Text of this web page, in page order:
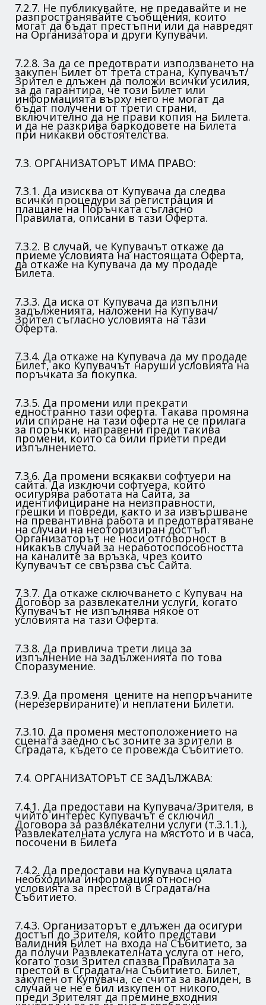
7.2.7. Не публикувайте, не предавайте и не
разпространявайте съобщения, които
могат да бъдат престъпни или да навредят
на Организатора и други Купувачи.
7.2.8. За да се предотврати използването на
закупен Билет от трета страна, Купувачът/
Зрител е длъжен да положи всички усилия,
за да гарантира, че този Билет или
информацията върху него не могат да
бъдат получени от трети страни,
включително да не прави копия на Билета.
и да не разкрива баркодовете на Билета
при никакви обстоятелства.
7.3. ОРГАНИЗАТОРЪТ ИМА ПРАВО:
7.3.1. Да изисква от Купувача да следва
всички процедури за регистрация и
плащане на Поръчката съгласно
Правилата, описани в тази Оферта.
7.3.2. В случай, че Купувачът откаже да
приеме условията на настоящата Оферта,
да откаже на Купувача да му продаде
Билета.
7.3.3. Да иска от Купувача да изпълни
задълженията, наложени на Купувач/
Зрител съгласно условията на тази
Оферта.
7.3.4. Да откаже на Купувача да му продаде
Билет, ако Купувачът наруши условията на
поръчката за покупка.
7.3.5. Да промени или прекрати
едностранно тази оферта. Такава промяна
или спиране на тази оферта не се прилага
за поръчки, направени преди такива
промени, които са били приети преди
изпълнението.
7.3.6. Да промени всякакви софтуери на
сайта. Да изключи софтуера, който
осигурява работата на Сайта, за
идентифициране на неизправности,
грешки и повреди, както и за извършване
на превантивна работа и предотвратяване
на случаи на неоторизиран достъп.
Организаторът не носи отговорност в
никакъв случай за неработоспособността
на каналите за връзка, чрез които
Купувачът се свързва със Сайта.
7.3.7. Да откаже сключването с Купувач на
Договор за развлекателни услуги, когато
Купувачът не изпълнява някое от
условията на тази Оферта.
7.3.8. Да привлича трети лица за
изпълнение на задълженията по това
Споразумение.
7.3.9. Да променя цените на непоръчаните
(нерезервираните) и неплатени Билети.
7.3.10. Да променя местоположението на
сцената заедно със зоните за зрители в
Сградата, където се провежда Събитието.
7.4. ОРГАНИЗАТОРЪТ СЕ ЗАДЪЛЖАВА:
7.4.1. Да предостави на Купувача/Зрителя, в
чийто интерес Купувачът е сключил
Договора за развлекателни услуги (т.3.1.1.),
Развлекателната услуга на мястото и в часа,
посочени в Билета
7.4.2. Да предостави на Купувача цялата
необходима информация относно
условията за престой в Сградата/на
Събитието.
7.4.3. Организаторът е длъжен да осигури
достъп до Зрителя, който представи
валидния Билет на входа на Събитието, за
да получи Развлекателната услуга от него,
когато този Зрител спазва Правилата за
престой в Сградата/на Събитието. Билет,
закупен от Купувача, се счита за валиден, в
случай че не е бил изкупен от никого,
преди Зрителят да премине входния